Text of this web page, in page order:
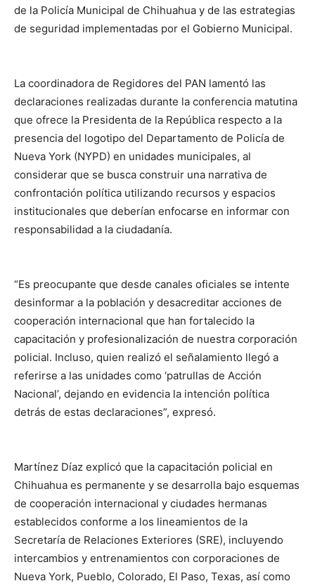
de la Policía Municipal de Chihuahua y de las estrategias
de seguridad implementadas por el Gobierno Municipal.
La coordinadora de Regidores del PAN lamentó las
declaraciones realizadas durante la conferencia matutina
que ofrece la Presidenta de la República respecto a la
presencia del logotipo del Departamento de Policía de
Nueva York (NYPD) en unidades municipales, al
considerar que se busca construir una narrativa de
confrontación política utilizando recursos y espacios
institucionales que deberían enfocarse en informar con
responsabilidad a la ciudadanía.
“Es preocupante que desde canales oficiales se intente
desinformar a la población y desacreditar acciones de
cooperación internacional que han fortalecido la
capacitación y profesionalización de nuestra corporación
policial. Incluso, quien realizó el señalamiento llegó a
referirse a las unidades como ‘patrullas de Acción
Nacional’, dejando en evidencia la intención política
detrás de estas declaraciones”, expresó.
Martínez Díaz explicó que la capacitación policial en
Chihuahua es permanente y se desarrolla bajo esquemas
de cooperación internacional y ciudades hermanas
establecidos conforme a los lineamientos de la
Secretaría de Relaciones Exteriores (SRE), incluyendo
intercambios y entrenamientos con corporaciones de
Nueva York, Pueblo, Colorado, El Paso, Texas, así como